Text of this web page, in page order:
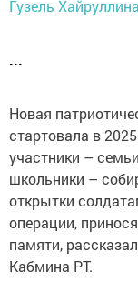
Гузель
...
Новая
стартовала в
участники –
школьники –
открытки
операции,
памяти,
Кабмина РТ.